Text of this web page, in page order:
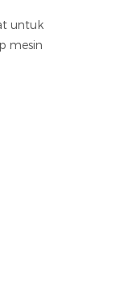
untuk
mesin